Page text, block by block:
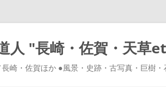
人 "長崎・佐賀・天草
崎・佐賀ほか ●風景・史跡・古写真・巨樹